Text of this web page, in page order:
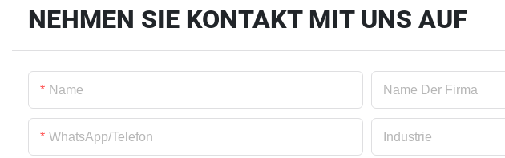
NEHMEN SIE KONTAKT MIT UNS AUF
Name Name Der Firma
WhatsApp/Telefon Industrie